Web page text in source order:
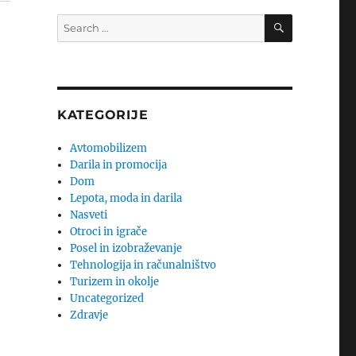
Search
for:
SEARCH
KATEGORIJE
Avtomobilizem
Darila in promocija
Dom
Lepota, moda in darila
Nasveti
Otroci in igrače
Posel in izobraževanje
Tehnologija in računalništvo
Turizem in okolje
Uncategorized
Zdravje